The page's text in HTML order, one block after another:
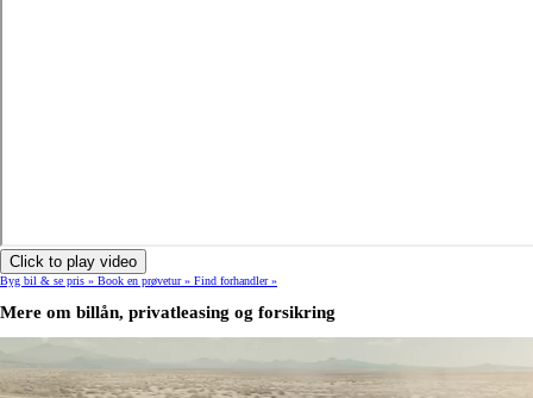
Click to play video
Byg bil & se pris » Book en prøvetur » Find forhandler »
Mere om billån, privatleasing og forsikring